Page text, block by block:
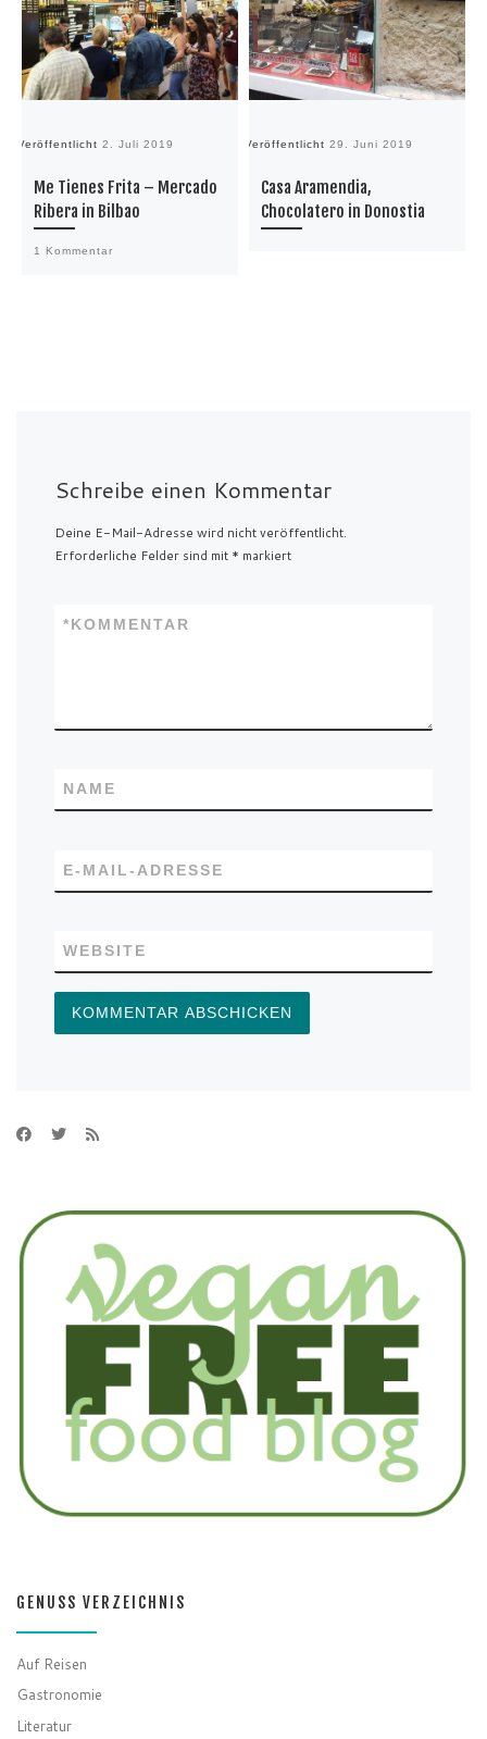
Veröffentlicht 2. Juli 2019
Me Tienes Frita – Mercado
Ribera in Bilbao
1 Kommentar
Veröffentlicht 29. Juni 2019
Casa Aramendia,
Chocolatero in Donostia
Schreibe einen Kommentar
Deine E-Mail-Adresse wird nicht veröffentlicht.
Erforderliche Felder sind mit * markiert
KOMMENTAR
*
NAME
E-MAIL-ADRESSE
WEBSITE
GENUSS VERZEICHNIS
Auf Reisen
Gastronomie
Literatur